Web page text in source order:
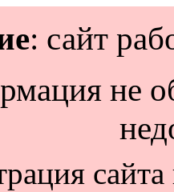
: сайт
не
сайта